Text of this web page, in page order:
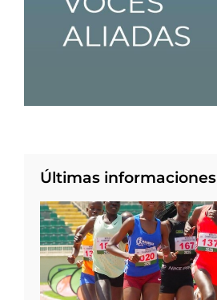
Últimas informaciones